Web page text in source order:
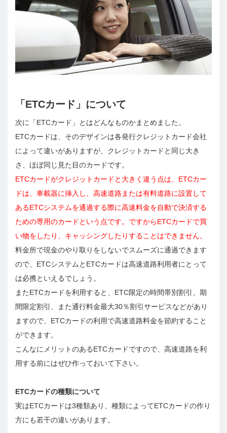
「ETCカード」について
次に「ETCカード」とはどんなものかまとめました。
ETCカードは、そのデザインは各発行クレジットカード会社
によって違いがありますが、クレジットカードと同じ大き
さ、ほぼ同じ見た目のカードです。
ETCカードがクレジットカードと大きく違う点は、ETCカー
ドは、車載器に挿入し、高速道路または有料道路に設置して
あるETCシステムを通過する際に高速料金を自動で決済する
ための専用のカードという点です。ですからETCカードで買
い物をしたり、キャッシングしたりすることはできません。
料金所で現金のやり取りをしないでスムーズに通過できます
ので、ETCシステムとETCカードは高速道路利用者にとって
は必携といえるでしょう。
またETCカードを利用すると、ETC限定の時間帯別割引、期
間限定割引、また通行料金最大30％割引サービスなどがあり
ますので、ETCカードの利用で高速道路料金を節約すること
ができます。
こんなにメリットのあるETCカードですので、高速道路を利
用する前にはぜひ作っておいて下さい。
ETCカードの種類について
実はETCカードは3種類あり、種類によってETCカードの作り
方にも若干の違いがあります。